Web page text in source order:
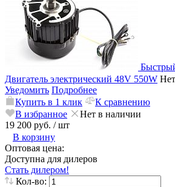
Двигатель электрический 48V 550W
Уведомить Подробнее
Купить в 1 клик
К сравнению
В избранное
Нет в наличии
19 200 руб. / шт
В корзину
Оптовая цена:
Доступна для дилеров
Стать дилером!
Кол-во: